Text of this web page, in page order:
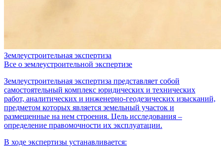
Землеустроительная экспертиза
Все о землеустроительной экспертизе
Землеустроительная экспертиза представляет собой
самостоятельный комплекс юридических и технических
работ, аналитических и инженерно-геодезических изысканий,
предметом которых является земельный участок и
размещенные на нем строения. Цель исследования –
определение правомочности их эксплуатации.
В ходе экспертизы устанавливается: